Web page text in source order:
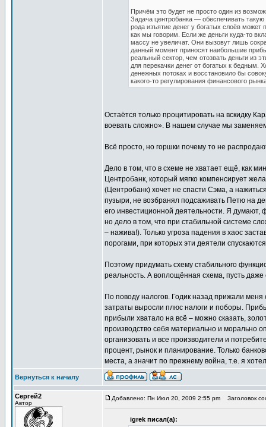
Причём это будет не просто один из
Задача центробанка — обеспечивать
рода изъятие денег у богатых слоёв может
как мы говорим. Если же деньги куда-то
массу не увеличат. Они вызовут лишь
данный момент приносят наибольшие
реальный сектор, чем отозвать деньги из
для перекачки денег от богатых к бедным.
денежных потоках и восстановило бы
какого-то регулирования финансового
Остаётся только процитировать на вскидку
воевать сложно». В нашем случае мы
Всё просто, но горшки почему то не
Дело в том, что в схеме не хватает ещё, как
Центробанк, который мягко компенсирует
(Центробанк) хочет не спасти Сэма, а
пузыри, не возбранял подсаживать Петю на
его инвестиционной деятельности. Я
но дело в том, что при стабильной системе
– нажива!). Только угроза падения в хаос
порогами, при которых эти деятели
Поэтому придумать схему стабильного
реальность. А воплощённая схема, пусть
По поводу налогов. Годик назад прижали
затраты выросли плюс налоги и поборы.
прибыли хватало на всё – можно сказать,
производство себя материально и морально
организовать и все производители и
процент, рынок и планирование. Только
места, а значит по прежнему война, т.е. я
Вернуться к началу
Сергей2
Автор
Добавлено: Пн Июл 20, 2009 2:55 pm Заголовок
igrek писал(а):